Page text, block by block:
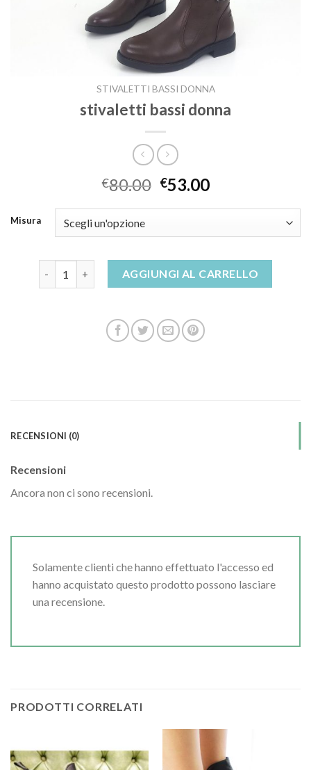
STIVALETTI BASSI DONNA
stivaletti bassi donna
€80.00 €53.00
Misura
stivaletti bassi donna quantitàAGGIUNGI AL CARRELLO
RECENSIONI (0)
Recensioni
Ancora non ci sono recensioni.
Solamente clienti che hanno effettuato l'accesso ed
hanno acquistato questo prodotto possono lasciare
una recensione.
PRODOTTI CORRELATI